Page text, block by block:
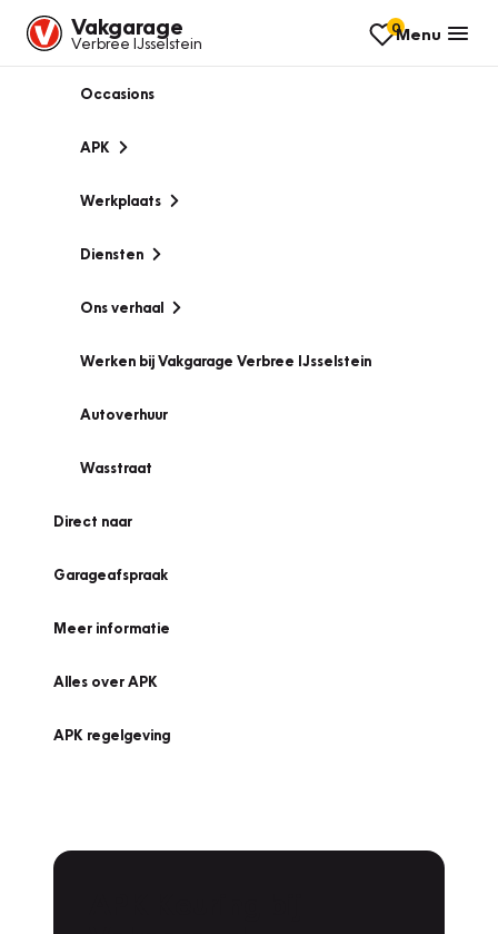
Vakgarage
Verbree IJsselstein
0Menu
Occasions
APK
Werkplaats
Diensten
Ons verhaal
Werken bij Vakgarage Verbree IJsselstein
Autoverhuur
Wasstraat
Direct naar
Garageafspraak
Meer informatie
Alles over APK
APK regelgeving